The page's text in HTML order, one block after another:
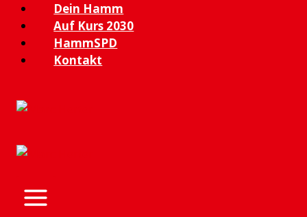
Zum
Inhalt
springen
Dein Hamm
Auf Kurs 2030
HammSPD
Kontakt